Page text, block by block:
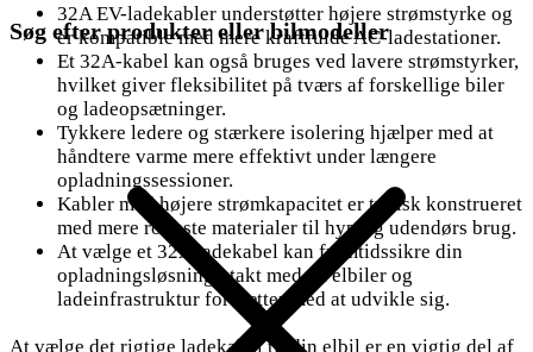
Søg efter produkter eller bilmodeller
32A EV-ladekabler understøtter højere strømstyrke og
er kompatible med mere kraftfulde AC-ladestationer.
Et 32A-kabel kan også bruges ved lavere strømstyrker,
hvilket giver fleksibilitet på tværs af forskellige biler
og ladeopsætninger.
Tykkere ledere og stærkere isolering hjælper med at
håndtere varme mere effektivt under længere
opladningssessioner.
Kabler med højere strømkapacitet er typisk konstrueret
med mere robuste materialer til hyppig udendørs brug.
At vælge et 32A ladekabel kan fremtidssikre din
opladningsløsning i takt med, at elbiler og
ladeinfrastruktur fortsætter med at udvikle sig.
At vælge det rigtige ladekabel til din elbil er en vigtig del af